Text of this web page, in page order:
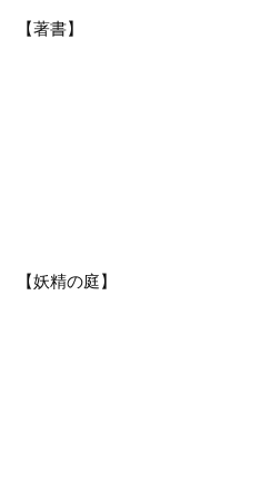
【著書】
【妖精の庭】